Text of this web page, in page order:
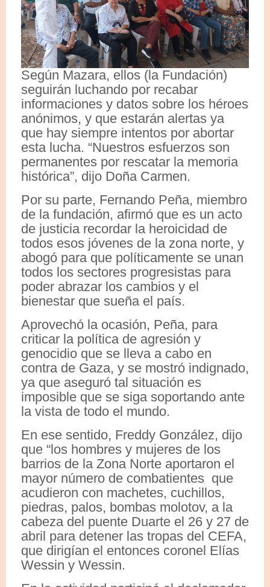
Según Mazara, ellos (la Fundación)
seguirán luchando por recabar
informaciones y datos sobre los héroes
anónimos, y que estarán alertas ya
que hay siempre intentos por abortar
esta lucha. “Nuestros esfuerzos son
permanentes por rescatar la memoria
histórica”, dijo Doña Carmen.
Por su parte, Fernando Peña, miembro
de la fundación, afirmó que es un acto
de justicia recordar la heroicidad de
todos esos jóvenes de la zona norte, y
abogó para que políticamente se unan
todos los sectores progresistas para
poder abrazar los cambios y el
bienestar que sueña el país.
Aprovechó la ocasión, Peña, para
criticar la política de agresión y
genocidio que se lleva a cabo en
contra de Gaza, y se mostró indignado,
ya que aseguró tal situación es
imposible que se siga soportando ante
la vista de todo el mundo.
En ese sentido, Freddy González, dijo
que “los hombres y mujeres de los
barrios de la Zona Norte aportaron el
mayor número de combatientes que
acudieron con machetes, cuchillos,
piedras, palos, bombas molotov, a la
cabeza del puente Duarte el 26 y 27 de
abril para detener las tropas del CEFA,
que dirigían el entonces coronel Elías
Wessin y Wessin.